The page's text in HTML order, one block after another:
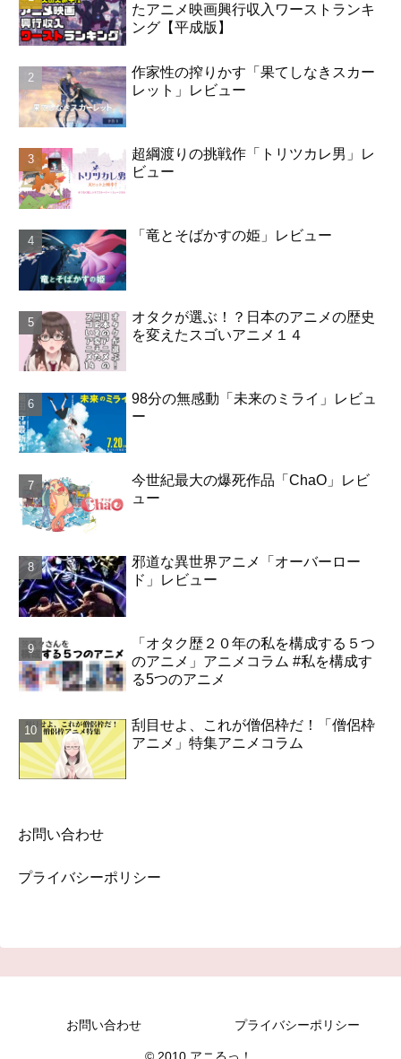
たアニメ映画興行収入ワーストランキ
ング【平成版】
作家性の搾りかす「果てしなきスカー
レット」レビュー
超綱渡りの挑戦作「トリツカレ男」レ
ビュー
「竜とそばかすの姫」レビュー
オタクが選ぶ！？日本のアニメの歴史
を変えたスゴいアニメ１４
98分の無感動「未来のミライ」レビュ
ー
今世紀最大の爆死作品「ChaO」レビ
ュー
邪道な異世界アニメ「オーバーロー
ド」レビュー
「オタク歴２０年の私を構成する５つ
のアニメ」アニメコラム #私を構成す
る5つのアニメ
刮目せよ、これが僧侶枠だ！「僧侶枠
アニメ」特集アニメコラム
お問い合わせ
プライバシーポリシー
お問い合わせ プライバシーポリシー